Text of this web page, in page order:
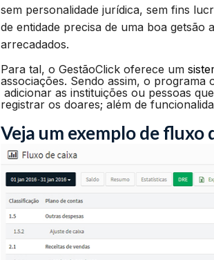
sem personalidade jurídica, sem fins
de entidade precisa de uma boa
arrecadados.
Para tal, o GestãoClick oferece um
associações. Sendo assim, o programa
adicionar as instituições ou pessoas
registrar os doares; além de
Veja um exemplo de